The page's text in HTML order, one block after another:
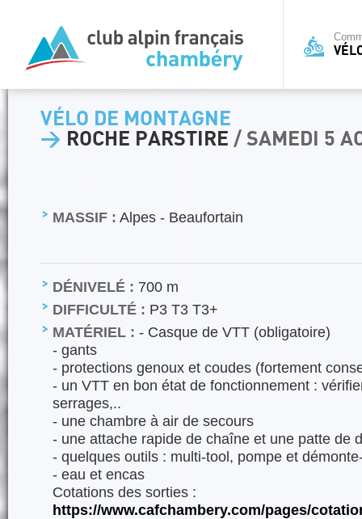
VÉLO DE MONTAGNE
> ROCHE PARSTIRE / SAMEDI 5
MASSIF : Alpes - Beaufortain
DÉNIVELÉ : 700 m
DIFFICULTÉ : P3 T3 T3+
MATÉRIEL : - Casque de VTT (obligatoire)
- gants
- protections genoux et coudes (fortement
- un VTT en bon état de fonctionnement :
serrages,..
- une chambre à air de secours
- une attache rapide de chaîne et une patte de
- quelques outils : multi-tool, pompe et
- eau et encas
Cotations des sorties :
https://www.cafchambery.com/pages/